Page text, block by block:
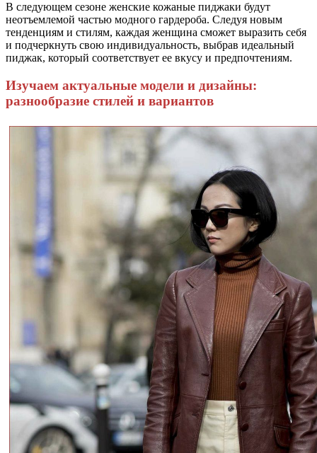
В следующем сезоне женские кожаные пиджаки будут
неотъемлемой частью модного гардероба. Следуя новым
тенденциям и стилям, каждая женщина сможет выразить себя
и подчеркнуть свою индивидуальность, выбрав идеальный
пиджак, который соответствует ее вкусу и предпочтениям.
Изучаем актуальные модели и дизайны:
разнообразие стилей и вариантов